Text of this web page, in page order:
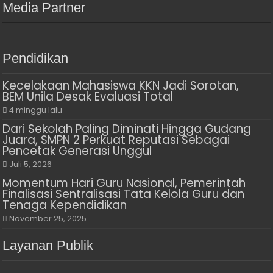
Media Partner
Pendidikan
Kecelakaan Mahasiswa KKN Jadi Sorotan,
BEM Unila Desak Evaluasi Total
4 minggu lalu
Dari Sekolah Paling Diminati Hingga Gudang
Juara, SMPN 2 Perkuat Reputasi Sebagai
Pencetak Generasi Unggul
Juli 5, 2026
Momentum Hari Guru Nasional, Pemerintah
Finalisasi Sentralisasi Tata Kelola Guru dan
Tenaga Kependidikan
November 25, 2025
Layanan Publik